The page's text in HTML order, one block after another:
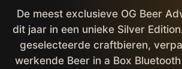
De meest exclusieve OG Beer
dit jaar in een unieke Silver
geselecteerde craftbieren,
werkende Beer in a Box